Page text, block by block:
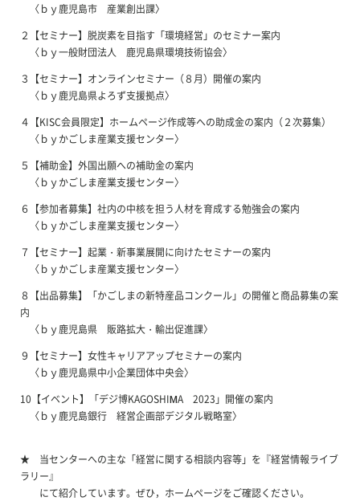
〈ｂｙ鹿児島市 産業創出課〉
２【セミナー】脱炭素を目指す「環境経営」のセミナー案内
〈ｂｙ一般財団法人 鹿児島県環境技術協会〉
３【セミナー】オンラインセミナー（８月）開催の案内
〈ｂｙ鹿児島県よろず支援拠点〉
４【KISC会員限定】ホームページ作成等への助成金の案内（２次募集）
〈ｂｙかごしま産業支援センター〉
５【補助金】外国出願への補助金の案内
〈ｂｙかごしま産業支援センター〉
６【参加者募集】社内の中核を担う人材を育成する勉強会の案内
〈ｂｙかごしま産業支援センター〉
７【セミナー】起業・新事業展開に向けたセミナーの案内
〈ｂｙかごしま産業支援センター〉
８【出品募集】「かごしまの新特産品コンクール」の開催と商品募集の案
内
〈ｂｙ鹿児島県 販路拡大・輸出促進課〉
９【セミナー】女性キャリアアップセミナーの案内
〈ｂｙ鹿児島県中小企業団体中央会〉
10【イベント】「デジ博KAGOSHIMA 2023」開催の案内
〈ｂｙ鹿児島銀行 経営企画部デジタル戦略室〉
★ 当センターへの主な「経営に関する相談内容等」を『経営情報ライブ
ラリー』
にて紹介しています。ぜひ，ホームページをご確認ください。